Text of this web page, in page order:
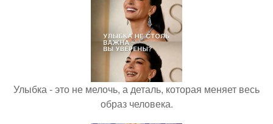
Улыбка - это не мелочь, а деталь, которая меняет весь
образ человека.